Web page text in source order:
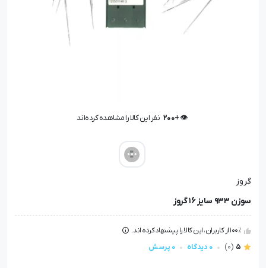
👁️ +
200 نفر این کالا را مشاهده کرده‌اند
گروز
سوزن 933 سایز 16 گروز
100٪ از کاربران، این کالا را پیشنهاد کرده اند.
5
(0) 0 دیدگاه 0 پرسش